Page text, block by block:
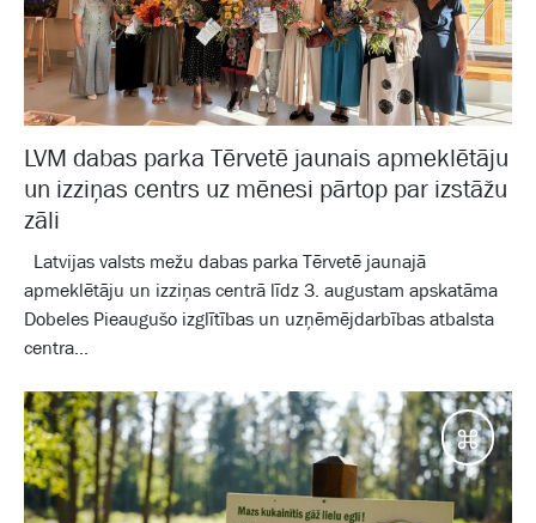
LVM dabas parka Tērvetē jaunais apmeklētāju
un izziņas centrs uz mēnesi pārtop par izstāžu
zāli
Latvijas valsts mežu dabas parka Tērvetē jaunajā
apmeklētāju un izziņas centrā līdz 3. augustam apskatāma
Dobeles Pieaugušo izglītības un uzņēmējdarbības atbalsta
centra...